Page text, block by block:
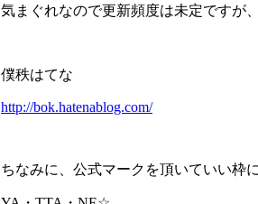
気まぐれなので更新頻度は未定ですが
僕秩はてな
http://bok.hatenablog.com/
ちなみに、公式マークを頂いていい枠